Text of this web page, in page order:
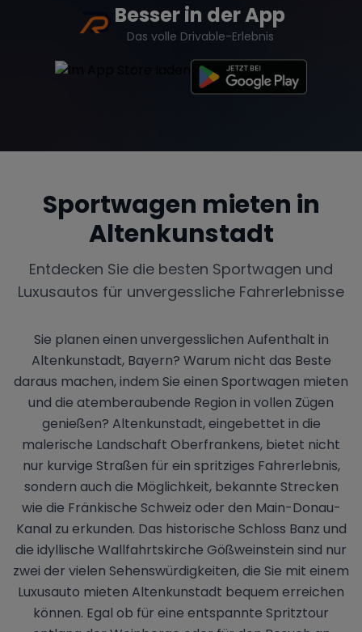
Besser in der App
Das volle Drivable-Erlebnis
Sportwagen mieten in
Altenkunstadt
Entdecken Sie die besten Sportwagen und
Luxusautos für unvergessliche Fahrerlebnisse
Sie planen einen unvergesslichen Aufenthalt in
Altenkunstadt, Bayern? Warum nicht das Beste
daraus machen, indem Sie einen Sportwagen mieten
und die atemberaubende Region in vollen Zügen
genießen? Altenkunstadt, eingebettet in die
malerische Landschaft Oberfrankens, bietet nicht
nur kurvige Straßen für ein spritziges Fahrerlebnis,
sondern auch die Möglichkeit, bekannte Strecken
wie die Fränkische Schweiz oder den Main-Donau-
Kanal zu erkunden. Das historische Schloss Banz und
die idyllische Wallfahrtskirche Gößweinstein sind nur
zwei der vielen Sehenswürdigkeiten, die Sie mit einem
Luxusauto mieten Altenkunstadt bequem erreichen
können. Egal ob für eine entspannte Spritztour